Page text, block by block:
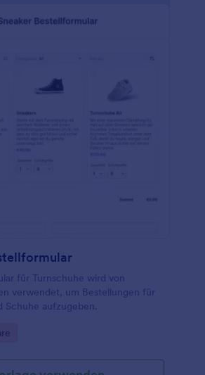
für Turnschuhe wird von
verwendet, um Bestellungen für
Schuhe aufzugeben.